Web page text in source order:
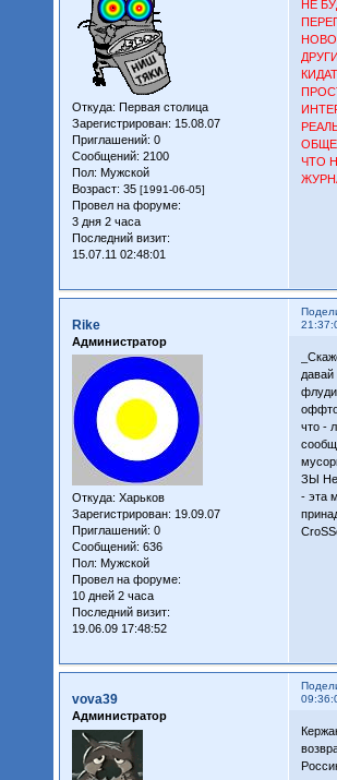
Откуда: Первая столица
Зарегистрирован: 15.08.07
Приглашений: 0
Сообщений: 2100
Пол: Мужской
Возраст: 35 [1991-06-05]
Провел на форуме:
3 дня 2 часа
Последний визит:
15.07.11 02:48:01
НЕ
ЧТО
Rike
Администратор
Откуда: Харьков
Зарегистрирован: 19.09.07
Приглашений: 0
Сообщений: 636
Пол: Мужской
Провел на форуме:
10 дней 2 часа
Последний визит:
19.06.09 17:48:52
что -
ЗЫ Не
- эта
vova39
Администратор